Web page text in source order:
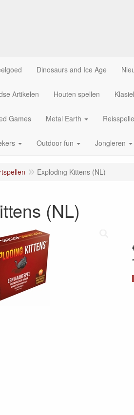
Dinosaurs and Ice Age
Artikelen Houten spellen
Games Metal Earth
Outdoor fun Jongleren
Exploding Kittens (NL)
(NL)